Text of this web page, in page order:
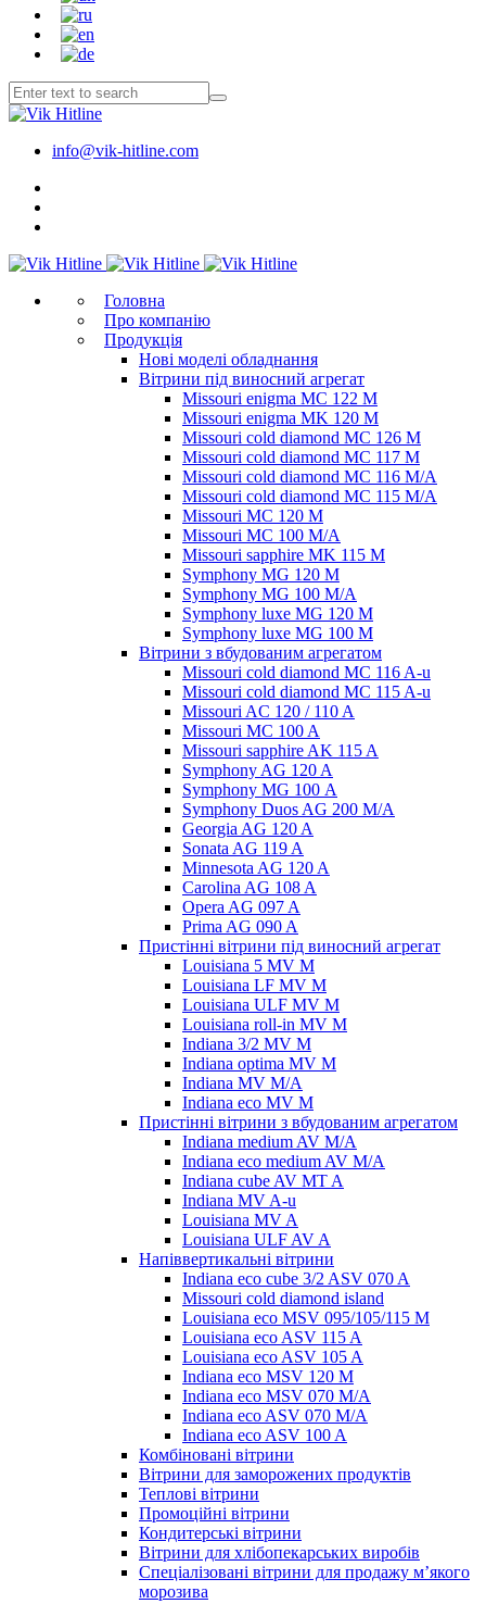
info@vik-hitline.com
Головна
Про компанію
Продукція
Нові моделі обладнання
Вітрини під виносний агрегат
Missouri enigma MC 122 M
Missouri enigma MK 120 M
Missouri cold diamond MC 126 M
Missouri cold diamond MC 117 M
Missouri cold diamond MC 116 M/A
Missouri cold diamond MC 115 M/A
Missouri MC 120 M
Missouri MC 100 M/A
Missouri sapphire MK 115 M
Symphony MG 120 M
Symphony MG 100 M/А
Symphony luxe MG 120 M
Symphony luxe MG 100 M
Вітрини з вбудованим агрегатом
Missouri cold diamond MC 116 A-u
Missouri cold diamond MC 115 A-u
Missouri AC 120 / 110 A
Missouri MC 100 A
Missouri sapphire AK 115 A
Symphony AG 120 A
Symphony MG 100 А
Symphony Duos AG 200 M/A
Georgia AG 120 A
Sonata AG 119 A
Minnesota AG 120 A
Carolina AG 108 A
Opera AG 097 A
Prima AG 090 A
Пристінні вітрини під виносний агрегат
Louisiana 5 MV M
Louisiana LF MV M
Louisiana ULF MV M
Louisiana roll-in MV M
Indiana 3/2 MV M
Indiana optima MV M
Indiana MV M/A
Indiana eco MV M
Пристінні вітрини з вбудованим агрегатом
Indiana medium AV M/A
Indiana eco medium AV M/A
Indiana cube AV MT A
Indiana MV A-u
Louisiana MV A
Louisiana ULF AV A
Напіввертикальні вітрини
Indiana eco cube 3/2 ASV 070 A
Missouri cold diamond island
Louisiana eco MSV 095/105/115 M
Louisiana eco ASV 115 A
Louisiana eco ASV 105 A
Indiana eco MSV 120 M
Indiana eco MSV 070 M/A
Indiana eco ASV 070 M/A
Indiana eco ASV 100 A
Комбіновані вітрини
Вітрини для заморожених продуктів
Теплові вітрини
Промоційні вітрини
Кондитерські вітрини
Вітрини для хлібопекарських виробів
Спеціалізовані вітрини для продажу м’якого
морозива